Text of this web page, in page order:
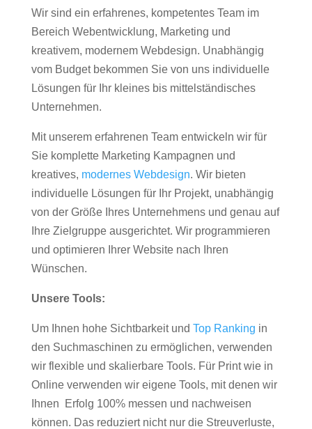
Wir sind ein erfahrenes, kompetentes Team im
Bereich Webentwicklung, Marketing und
kreativem, modernem Webdesign. Unabhängig
vom Budget bekommen Sie von uns individuelle
Lösungen für Ihr kleines bis mittelständisches
Unternehmen.
Mit unserem erfahrenen Team entwickeln wir für
Sie komplette Marketing Kampagnen und
kreatives, modernes Webdesign. Wir bieten
individuelle Lösungen für Ihr Projekt, unabhängig
von der Größe Ihres Unternehmens und genau auf
Ihre Zielgruppe ausgerichtet. Wir programmieren
und optimieren Ihrer Website nach Ihren
Wünschen.
Unsere Tools:
Um Ihnen hohe Sichtbarkeit und Top Ranking in
den Suchmaschinen zu ermöglichen, verwenden
wir flexible und skalierbare Tools. Für Print wie in
Online verwenden wir eigene Tools, mit denen wir
Ihnen Erfolg 100% messen und nachweisen
können. Das reduziert nicht nur die Streuverluste,